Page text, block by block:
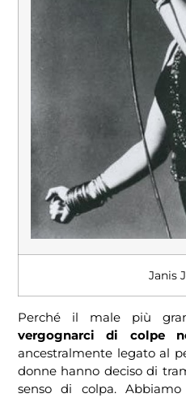
Janis
Perché il male più
vergognarci di colpe
ancestralmente legato al
donne hanno deciso di
senso di colpa.